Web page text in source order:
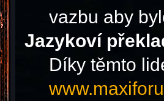
vazbu aby
Jazykoví
Díky těmto